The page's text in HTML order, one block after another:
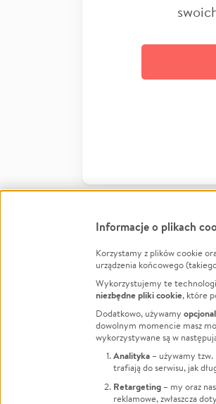
FacebookTwitter Instagram
LinkedInTikTok Youtube
Informacje o plikach
Korzystamy z plików cookie
urządzenia końcowego
Wykorzystujemy te
niezbędne pliki cookie, które
Dodatkowo, używamy
dowolnym momencie masz
wykorzystywane są w
Analityka – używamy
trafiają do serwisu, jak
Retargeting – my oraz
reklamowe, zwłaszcza